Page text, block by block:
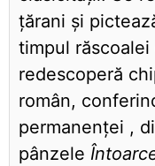
țărani și
timpul răscoalei
redescoperă
român,
permanenței ,
pânzele